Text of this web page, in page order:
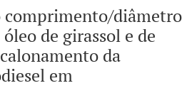
comprimento/diâmetro
de girassol e de
da
em